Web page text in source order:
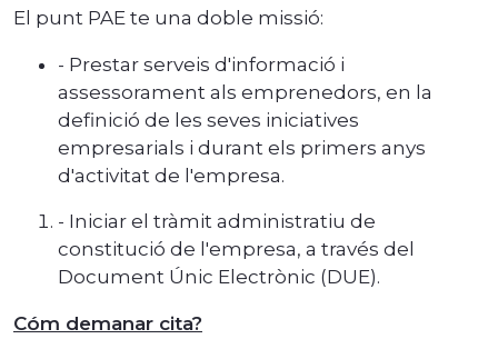
El punt PAE te una doble missió:
- Prestar serveis d'informació i
assessorament als emprenedors, en la
definició de les seves iniciatives
empresarials i durant els primers anys
d'activitat de l'empresa.
- Iniciar el tràmit administratiu de
constitució de l'empresa, a través del
Document Únic Electrònic (DUE).
Cóm demanar cita?